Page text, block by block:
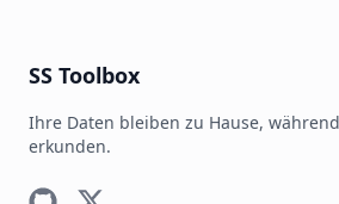
SS Toolbox
Ihre Daten bleiben zu Hause,
erkunden.